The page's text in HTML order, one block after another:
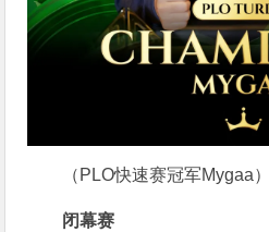
（PLO快速赛冠军Mygaa）
闭幕赛